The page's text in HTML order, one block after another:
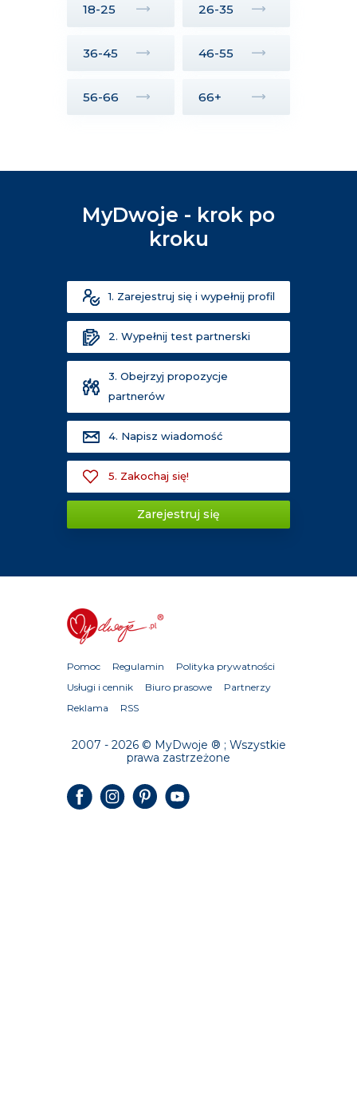
18-25 26-35
36-45 46-55
56-66 66+
MyDwoje - krok po
kroku
1. Zarejestruj się i wypełnij profil
2. Wypełnij test partnerski
3. Obejrzyj propozycje
partnerów
4. Napisz wiadomość
5. Zakochaj się!
Zarejestruj się
Pomoc Regulamin
Polityka prywatności
Usługi i cennik
Biuro prasowe
Partnerzy
Reklama
RSS
2007 - 2026 © MyDwoje ® ; Wszystkie
prawa zastrzeżone